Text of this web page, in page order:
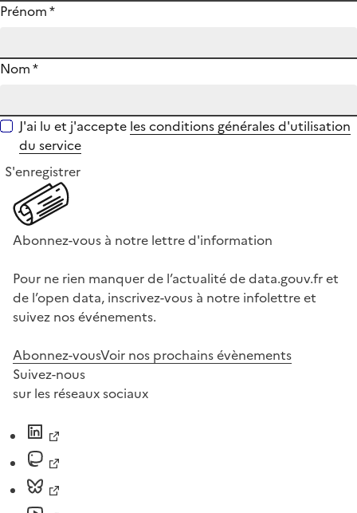
Prénom*
Nom*
J'ai lu et j'accepte les conditions générales d'utilisation
du service
S'enregistrer
Abonnez-vous à notre lettre d'information
Pour ne rien manquer de l’actualité de data.gouv.fr et
de l’open data, inscrivez-vous à notre infolettre et
suivez nos événements.
Abonnez-vousVoir nos prochains évènements
Suivez-nous
sur les réseaux sociaux